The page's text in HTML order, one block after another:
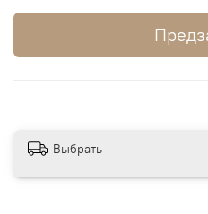
Выбрать